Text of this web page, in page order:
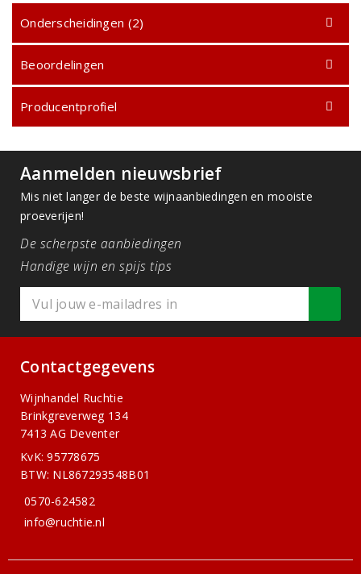
Onderscheidingen (2)
Beoordelingen
Producentprofiel
Aanmelden nieuwsbrief
Mis niet langer de beste wijnaanbiedingen en mooiste
proeverijen!
De scherpste aanbiedingen
Handige wijn en spijs tips
Contactgegevens
Wijnhandel Ruchtie
Brinkgreverweg 134
7413 AG Deventer
KvK: 95778675
BTW: NL867293548B01
0570-624582
info@ruchtie.nl